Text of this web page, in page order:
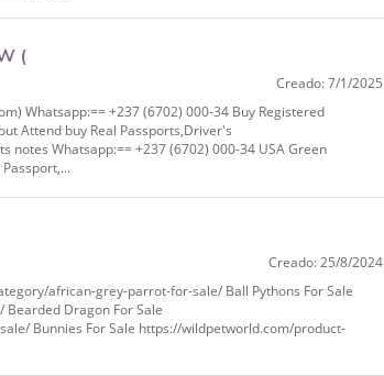
(
(6702) 000‑34 Buy
Creado: 7/1/2025
Whatsapp:== +237 (6702) 000-34 Buy Registered
Attend buy Real Passports,Driver's
notes Whatsapp:== +237 (6702) 000-34 USA Green
grey-parrot-for-sale/
Creado: 25/8/2024
african-grey-parrot-for-sale/ Ball Pythons For Sale
Dragon For Sale
Bunnies For Sale https://wildpetworld.com/product-